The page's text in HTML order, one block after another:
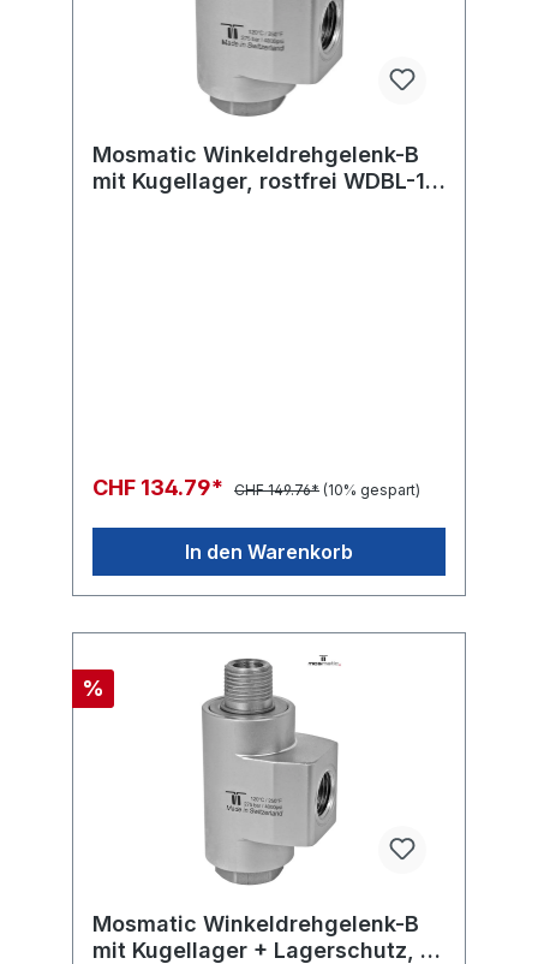
Mosmatic Winkeldrehgelenk-B
mit Kugellager, rostfrei WDBL-10
CHF 134.79* CHF 149.76* (10% gespart)
In den Warenkorb
%
Mosmatic Winkeldrehgelenk-B
mit Kugellager + Lagerschutz, rf